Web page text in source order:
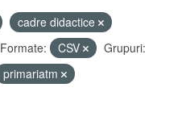
cadre didactice
Formate: CSV
Grupuri:
primariatm